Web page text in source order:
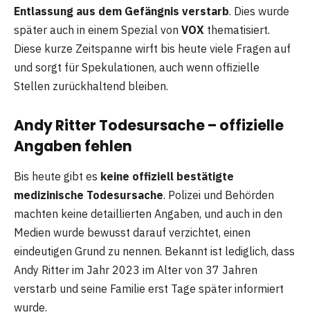
Entlassung aus dem Gefängnis verstarb. Dies wurde
später auch in einem Spezial von VOX thematisiert.
Diese kurze Zeitspanne wirft bis heute viele Fragen auf
und sorgt für Spekulationen, auch wenn offizielle
Stellen zurückhaltend bleiben.
Andy Ritter Todesursache – offizielle
Angaben fehlen
Bis heute gibt es keine offiziell bestätigte
medizinische Todesursache. Polizei und Behörden
machten keine detaillierten Angaben, und auch in den
Medien wurde bewusst darauf verzichtet, einen
eindeutigen Grund zu nennen. Bekannt ist lediglich, dass
Andy Ritter im Jahr 2023 im Alter von 37 Jahren
verstarb und seine Familie erst Tage später informiert
wurde.